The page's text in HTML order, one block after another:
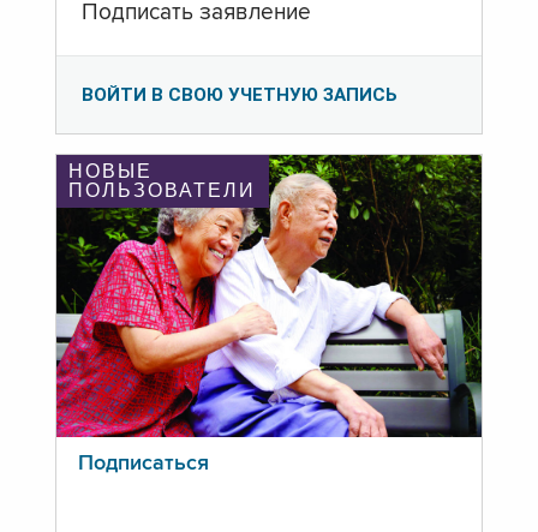
Подписать заявление
ВОЙТИ В СВОЮ УЧЕТНУЮ ЗАПИСЬ
НОВЫЕ
ПОЛЬЗОВАТЕЛИ
Подписаться